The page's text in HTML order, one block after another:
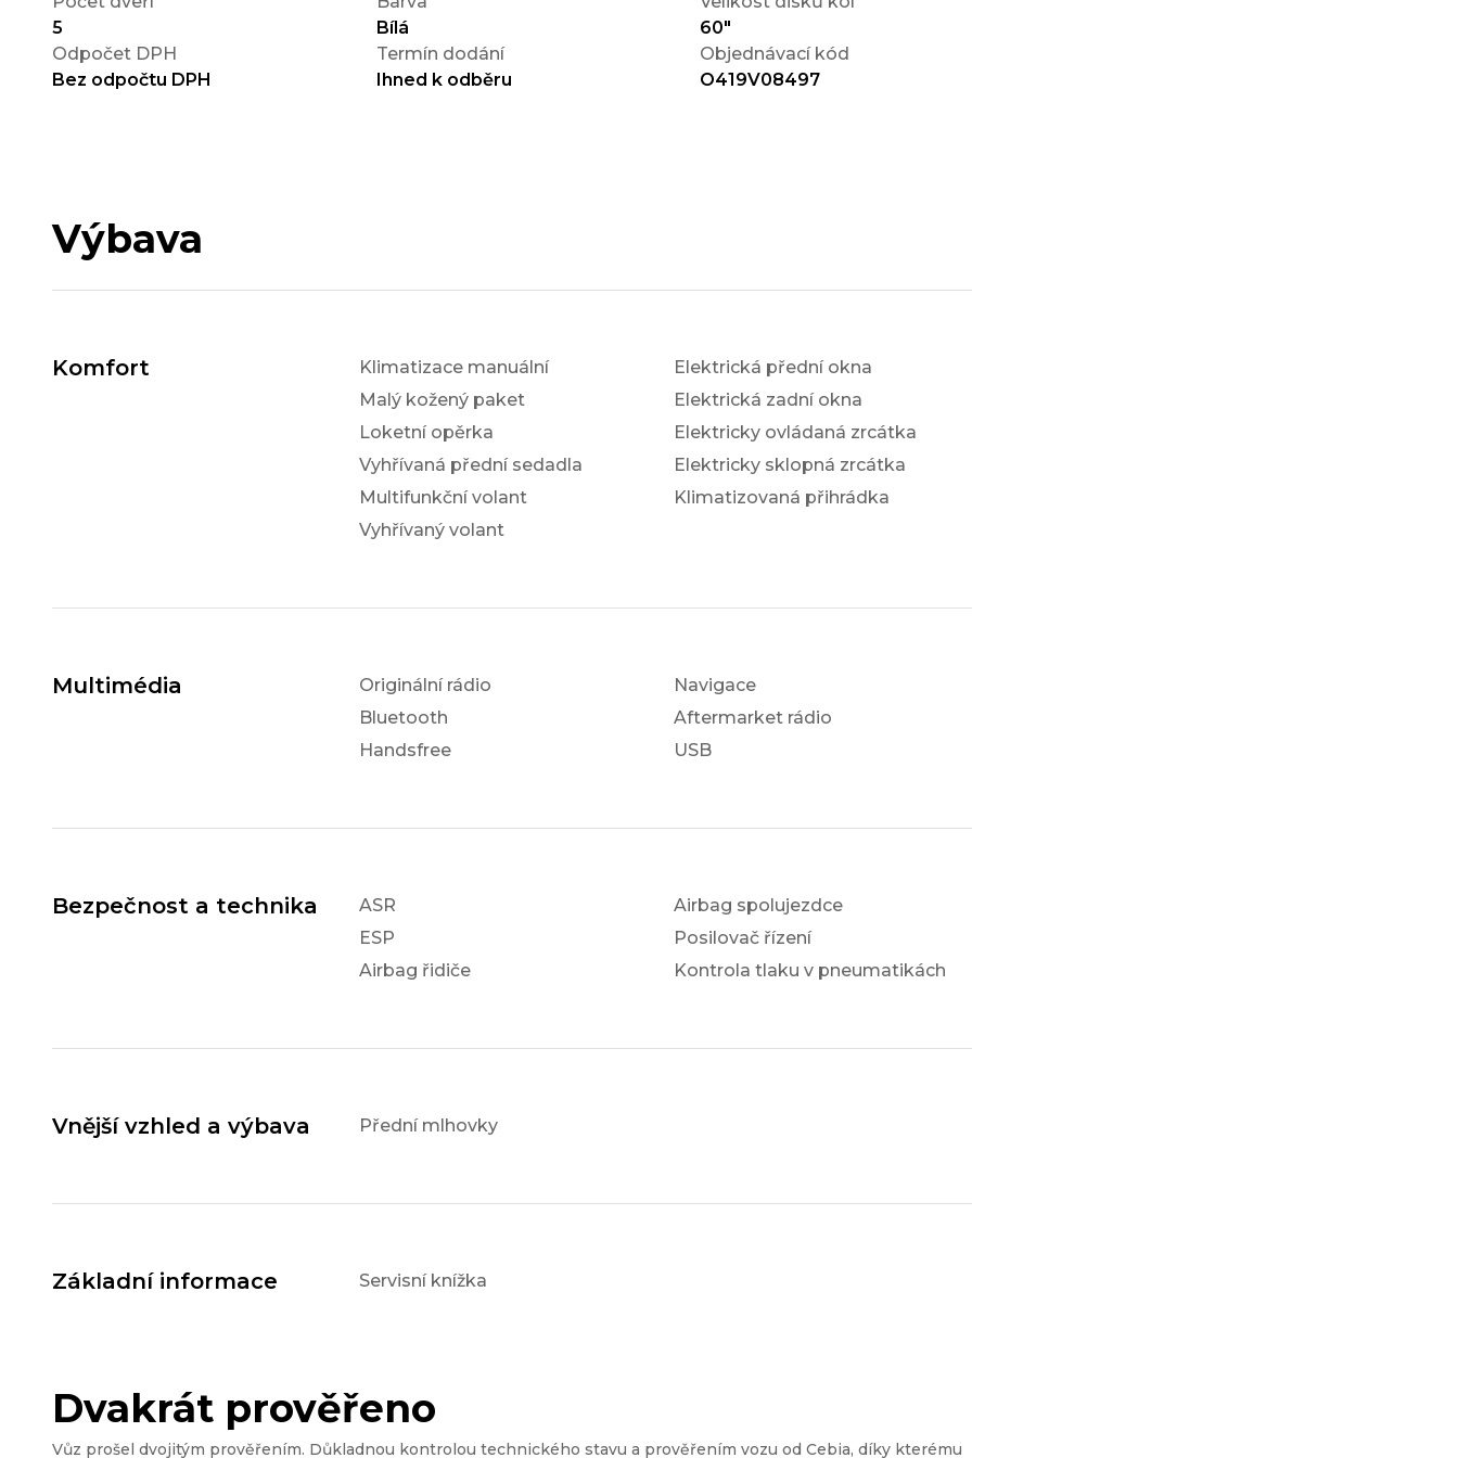
5
Bílá
60"
Odpočet DPH
Bez odpočtu DPH
Termín dodání
Ihned k odběru
Objednávací kód
O419V08497
Výbava
Komfort
Klimatizace manuální
Malý kožený paket
Loketní opěrka
Vyhřívaná přední sedadla
Multifunkční volant
Vyhřívaný volant
Elektrická přední okna
Elektrická zadní okna
Elektricky ovládaná zrcátka
Elektricky sklopná zrcátka
Klimatizovaná přihrádka
Multimédia
Originální rádio
Bluetooth
Handsfree
Navigace
Aftermarket rádio
USB
Bezpečnost a technika
ASR
ESP
Airbag řidiče
Airbag spolujezdce
Posilovač řízení
Kontrola tlaku v pneumatikách
Vnější vzhled a výbava Přední mlhovky
Základní informace Servisní knížka
Dvakrát prověřeno
Vůz prošel dvojitým prověřením. Důkladnou kontrolou technického stavu a prověřením vozu od Cebia, díky kterému